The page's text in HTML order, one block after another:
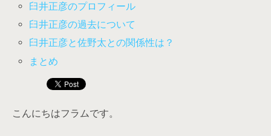
臼井正彦のプロフィール
臼井正彦の過去について
臼井正彦と佐野太との関係性は？
まとめ
こんにちはフラムです。